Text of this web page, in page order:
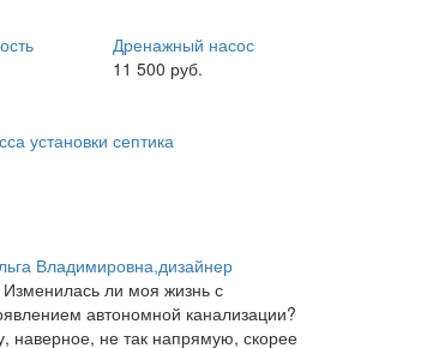
Дренажный насос
11 500 руб.
установки септика
Владимировна,дизайнер
ли моя жизнь с
автономной канализации?
наверное, не так напрямую, скорее